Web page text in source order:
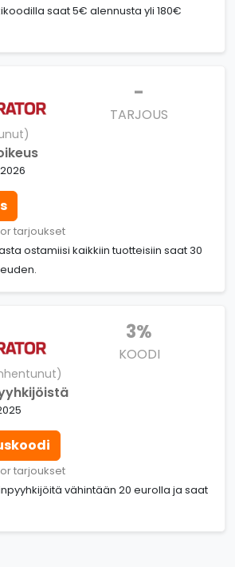
saat 5€ alennusta yli 180€
-
TARJOUS
tarjoukset
ostamiisi kaikkiin tuotteisiin saat 30
3%
KOODI
tarjoukset
vähintään 20 eurolla ja saat